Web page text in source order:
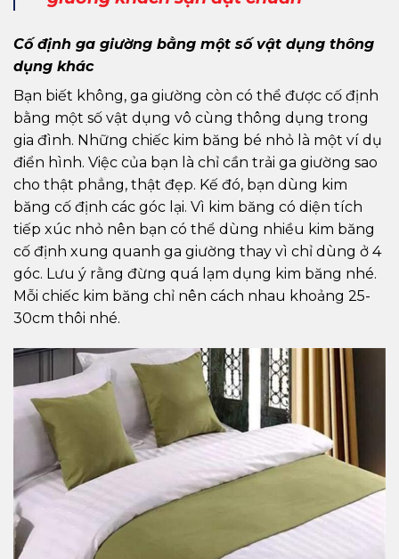
Cố định ga giường bằng một số vật dụng thông
dụng khác
Bạn biết không, ga giường còn có thể được cố định
bằng một số vật dụng vô cùng thông dụng trong
gia đình. Những chiếc kim băng bé nhỏ là một ví dụ
điển hình. Việc của bạn là chỉ cần trải ga giường sao
cho thật phẳng, thật đẹp. Kế đó, bạn dùng kim
băng cố định các góc lại. Vì kim băng có diện tích
tiếp xúc nhỏ nên bạn có thể dùng nhiều kim băng
cố định xung quanh ga giường thay vì chỉ dùng ở 4
góc. Lưu ý rằng đừng quá lạm dụng kim băng nhé.
Mỗi chiếc kim băng chỉ nên cách nhau khoảng 25-
30cm thôi nhé.